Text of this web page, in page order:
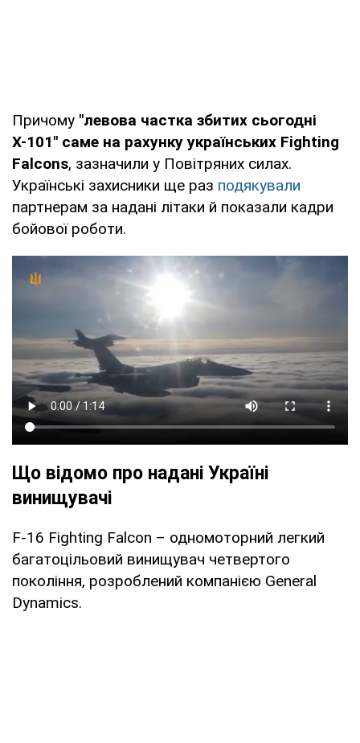
Причому "левова частка збитих сьогодні
Х-101" саме на рахунку українських Fighting
Falcons, зазначили у Повітряних силах.
Українські захисники ще раз подякували
партнерам за надані літаки й показали кадри
бойової роботи.
Що відомо про надані Україні
винищувачі
F-16 Fighting Falcon – одномоторний легкий
багатоцільовий винищувач четвертого
покоління, розроблений компанією General
Dynamics.